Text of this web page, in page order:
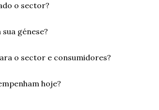
o sector?
génese?
o sector e consumidores?
hoje?